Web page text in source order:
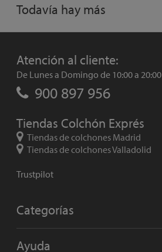
Todavía hay más
Atención al cliente:
De Lunes a Domingo de 10:00 a 20:00
900 897 956
Tiendas Colchón Exprés
Tiendas de colchones Madrid
Tiendas de colchones Valladolid
Trustpilot
Categorías
Ayuda